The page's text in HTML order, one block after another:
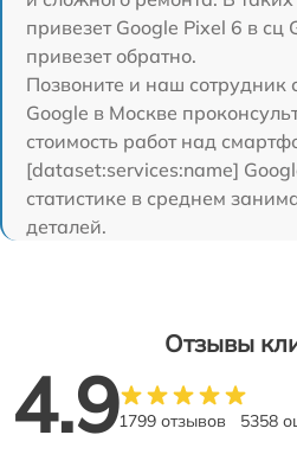
привезет Google Pixel 6 в сц
привезет обратно.
Позвоните и наш сотрудник
Google в Москве
стоимость работ над
[dataset:services:name]
статистике в среднем
деталей.
Отзывы
4.91799 отзывов 5358